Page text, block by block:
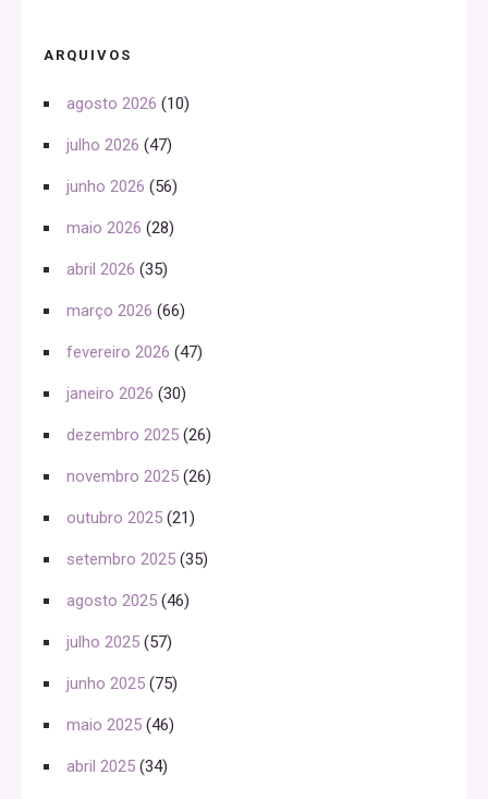
ARQUIVOS
agosto 2026 (10)
julho 2026 (47)
junho 2026 (56)
maio 2026 (28)
abril 2026 (35)
março 2026 (66)
fevereiro 2026 (47)
janeiro 2026 (30)
dezembro 2025 (26)
novembro 2025 (26)
outubro 2025 (21)
setembro 2025 (35)
agosto 2025 (46)
julho 2025 (57)
junho 2025 (75)
maio 2025 (46)
abril 2025 (34)